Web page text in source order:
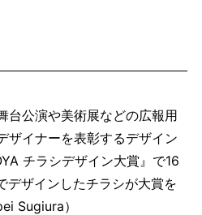
台公演や美術展などの広報用
ザイナーを表彰するデザイン
チラシデザイン大賞』で16
デザインしたチラシが大賞を
Sugiura）